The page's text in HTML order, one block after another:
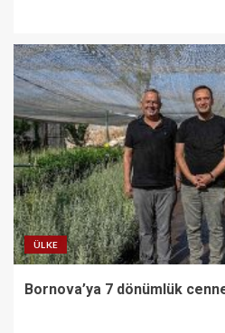
ÜLKE
Bornova’ya 7 dönümlük